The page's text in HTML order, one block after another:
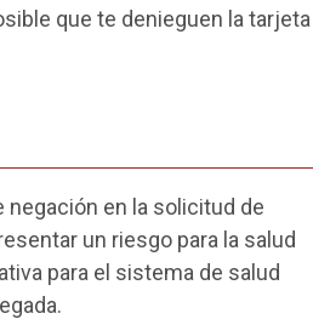
que te denieguen la tarjeta
en la solicitud de
un riesgo para la salud
para el sistema de salud